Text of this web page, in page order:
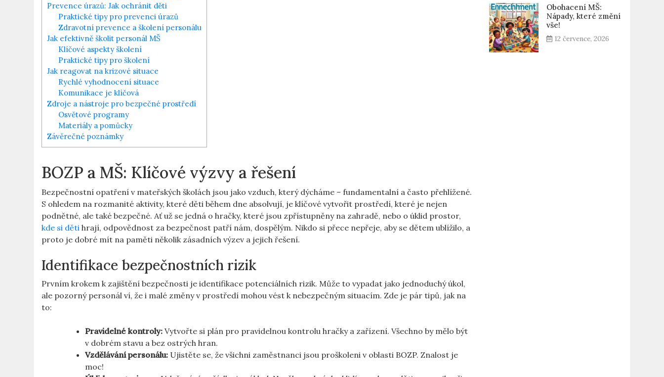
Prevence úrazů: Jak ochránit děti
Praktické tipy pro prevenci úrazů
Zdravotní prevence a školení personálu
Jak efektivně školit personál MŠ
Klíčové aspekty školení
Praktické tipy pro školení
Jak reagovat na krizové situace
Rychlé vyhodnocení situace
Komunikace je klíčová
Zdroje a nástroje pro bezpečné prostředí
Osvětové programy
Materiály a pomůcky
Závěrečné poznámky
BOZP a MŠ: Klíčové výzvy a řešení
Bezpečnostní opatření v mateřských školách jsou jako vzduch, který dýcháme – fundamentalní a často přehlížené.
S ohledem na rozmanité aktivity, které děti během dne absolvují, je klíčové vytvořit prostředí, které je nejen
podnětné, ale také bezpečné. Ať už se jedná o hračky, které jsou zpřístupněny na zahradě, nebo o úklid prostor,
kde si děti hrají, odpovědnost za bezpečnost patří nám, dospělým. Nikdo si přece nepřeje, aby se dětem ublížilo, a
proto je dobré mít na paměti několik zásadních výzev a jejich řešení.
Identifikace bezpečnostních rizik
Prvním krokem k zajištění bezpečnosti je identifikace potenciálních rizik. Může to vypadat jako jednoduchý úkol,
ale pozorný personál ví, že i malé změny v prostředí mohou vést k nebezpečným situacím. Zde je pár tipů, jak na
to:
Pravidelné kontroly: Vytvořte si plán pro pravidelnou kontrolu hračky a zařízení. Všechno by mělo být
v dobrém stavu a bez ostrých hran.
Vzdělávání personálu: Ujistěte se, že všichni zaměstnanci jsou proškoleni v oblasti BOZP. Znalost je
moc!
Obohacení MŠ:
Nápady, které změní
vše!
12 července, 2026